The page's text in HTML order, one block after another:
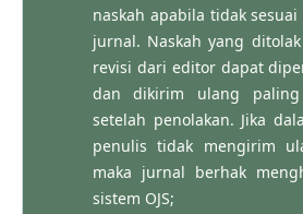
naskah apabila tidak
jurnal. Naskah yang
revisi dari editor dapat
dan dikirim ulang
setelah penolakan. Jika
penulis tidak mengirim
maka jurnal berhak
sistem OJS;